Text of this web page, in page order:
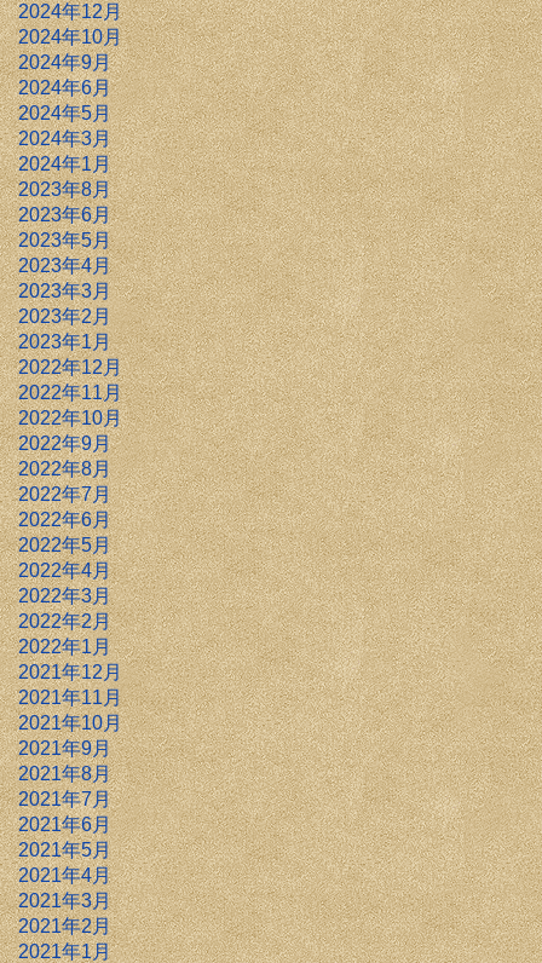
2024年12月
2024年10月
2024年9月
2024年6月
2024年5月
2024年3月
2024年1月
2023年8月
2023年6月
2023年5月
2023年4月
2023年3月
2023年2月
2023年1月
2022年12月
2022年11月
2022年10月
2022年9月
2022年8月
2022年7月
2022年6月
2022年5月
2022年4月
2022年3月
2022年2月
2022年1月
2021年12月
2021年11月
2021年10月
2021年9月
2021年8月
2021年7月
2021年6月
2021年5月
2021年4月
2021年3月
2021年2月
2021年1月